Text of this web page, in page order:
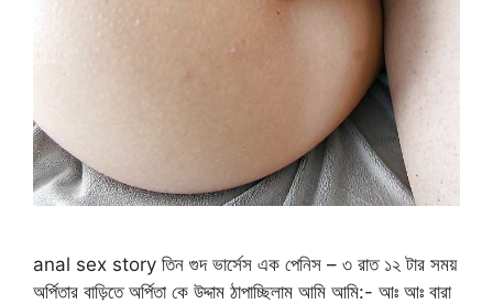
anal sex story তিন গুদ ভার্সেস এক পেনিস – ৩ রাত ১২ টার সময়
অর্পিতার বাড়িতে অর্পিতা কে উদ্দাম ঠাপাচ্ছিলাম আমি আমি:- আঃ আঃ বারা